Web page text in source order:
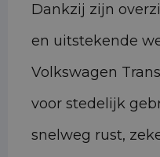
Dankzij zijn
en uitstekende
Volkswagen
voor stedelijk
snelweg rust,